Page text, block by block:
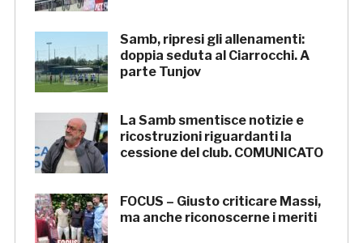
Samb, ripresi gli allenamenti:
doppia seduta al Ciarrocchi. A
parte Tunjov
La Samb smentisce notizie e
ricostruzioni riguardanti la
cessione del club. COMUNICATO
FOCUS – Giusto criticare Massi,
ma anche riconoscerne i meriti